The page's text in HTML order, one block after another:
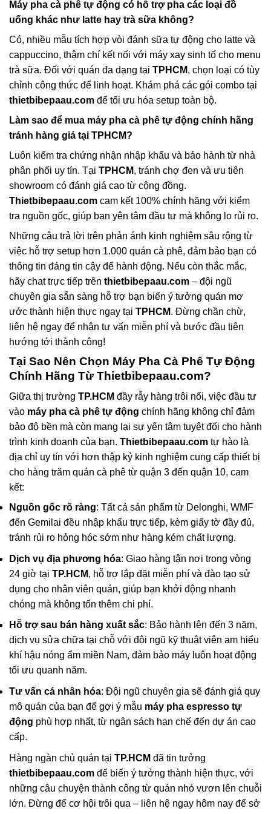
Máy pha cà phê tự động có hỗ trợ pha các loại đồ
uống khác như latte hay trà sữa không?
Có, nhiều mẫu tích hợp vòi đánh sữa tự động cho latte và
cappuccino, thậm chí kết nối với máy xay sinh tố cho menu
trà sữa. Đối với quán đa dạng tại TPHCM, chọn loại có tùy
chỉnh công thức để linh hoạt. Khám phá các gói combo tại
thietbibepaau.com để tối ưu hóa setup toàn bộ.
Làm sao để mua máy pha cà phê tự động chính hãng
tránh hàng giả tại TPHCM?
Luôn kiểm tra chứng nhận nhập khẩu và bảo hành từ nhà
phân phối uy tín. Tại TPHCM, tránh chợ đen và ưu tiên
showroom có đánh giá cao từ cộng đồng.
Thietbibepaau.com cam kết 100% chính hãng với kiểm
tra nguồn gốc, giúp bạn yên tâm đầu tư mà không lo rủi ro.
Những câu trả lời trên phản ánh kinh nghiệm sâu rộng từ
việc hỗ trợ setup hơn 1.000 quán cà phê, đảm bảo bạn có
thông tin đáng tin cậy để hành động. Nếu còn thắc mắc,
hãy chat trực tiếp trên thietbibepaau.com – đội ngũ
chuyên gia sẵn sàng hỗ trợ bạn biến ý tưởng quán mơ
ước thành hiện thực ngay tại TPHCM. Đừng chần chừ,
liên hệ ngay để nhận tư vấn miễn phí và bước đầu tiên
hướng tới thành công!
Tại Sao Nên Chọn Máy Pha Cà Phê Tự Động
Chính Hãng Từ Thietbibepaau.com?
Giữa thị trường TP.HCM đầy rẫy hàng trôi nổi, việc đầu tư
vào máy pha cà phê tự động chính hãng không chỉ đảm
bảo độ bền mà còn mang lại sự yên tâm tuyệt đối cho hành
trình kinh doanh của bạn. Thietbibepaau.com tự hào là
địa chỉ uy tín với hơn thập kỷ kinh nghiệm cung cấp thiết bị
cho hàng trăm quán cà phê từ quận 3 đến quận 10, cam
kết:
Nguồn gốc rõ ràng: Tất cả sản phẩm từ Delonghi, WMF
đến Gemilai đều nhập khẩu trực tiếp, kèm giấy tờ đầy đủ,
tránh rủi ro hỏng hóc sớm như hàng kém chất lượng.
Dịch vụ địa phương hóa: Giao hàng tận nơi trong vòng
24 giờ tại TP.HCM, hỗ trợ lắp đặt miễn phí và đào tạo sử
dụng cho nhân viên quán, giúp bạn khởi động nhanh
chóng mà không tốn thêm chi phí.
Hỗ trợ sau bán hàng xuất sắc: Bảo hành lên đến 3 năm,
dịch vụ sửa chữa tại chỗ với đội ngũ kỹ thuật viên am hiểu
khí hậu nóng ẩm miền Nam, đảm bảo máy luôn hoạt động
tối ưu quanh năm.
Tư vấn cá nhân hóa: Đội ngũ chuyên gia sẽ đánh giá quy
mô quán của bạn để gợi ý mẫu máy pha espresso tự
động phù hợp nhất, từ ngân sách hạn chế đến dự án cao
cấp.
Hàng ngàn chủ quán tại TP.HCM đã tin tưởng
thietbibepaau.com để biến ý tưởng thành hiện thực, với
những câu chuyện thành công từ quán nhỏ vươn lên chuỗi
lớn. Đừng để cơ hội trôi qua – liên hệ ngay hôm nay để sở